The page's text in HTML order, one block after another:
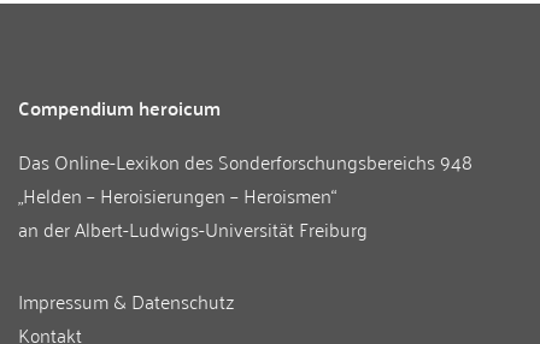
Compendium heroicum
Das Online-Lexikon desSonderforschungsbereichs 948
„Helden – Heroisierungen – Heroismen“
an derAlbert-Ludwigs-Universität Freiburg
Impressum & Datenschutz
Kontakt